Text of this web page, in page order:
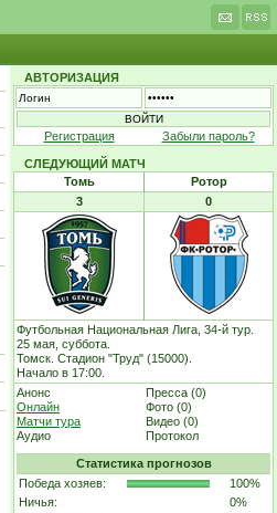
АВТОРИЗАЦИЯ
Регистрация Забыли пароль?
СЛЕДУЮЩИЙ МАТЧ
Томь
Ротор
3
0
Футбольная Национальная Лига, 34-й тур.
25 мая, суббота.
Томск. Стадион "Труд" (15000).
Начало в 17:00.
Анонс
Онлайн
Матчи тура
Аудио
Пресса (0)
Фото (0)
Видео (0)
Протокол
Статистика прогнозов
Победа хозяев:
100%
Ничья:
0%